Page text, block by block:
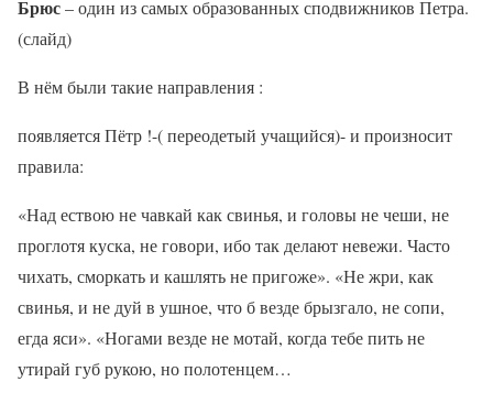
Брюс– один из самых образованных сподвижников Петра.
(слайд)
В нём были такие направления :
появляется Пётр !-( переодетый учащийся)- и произносит
правила:
«Над ествою не чавкай как свинья, и головы не чеши, не
проглотя куска, не говори, ибо так делают невежи. Часто
чихать, сморкать и кашлять не пригоже». «Не жри, как
свинья, и не дуй в ушное, что б везде брызгало, не сопи,
егда яси». «Ногами везде не мотай, когда тебе пить не
утирай губ рукою, но полотенцем…